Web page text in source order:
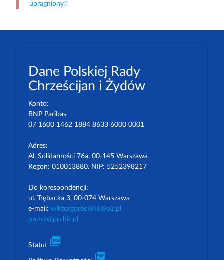
upragniony?
Dane Polskiej Rady
Chrześcijan i Żydów
Konto:
BNP Paribas
07 1600 1462 1884 8633 6000 0001
Adres:
Al. Solidarności 76a, 00-145 Warszawa
Regon: 010013880. NIP: 5252398217
Do korespondencji:
ul. Trębacka 3, 00-074 Warszawa
e-mail: wiktorgorecki46@o2.pl
prchiz@prchiz.pl
Statut picture_as_pdf
picture_as_pdf